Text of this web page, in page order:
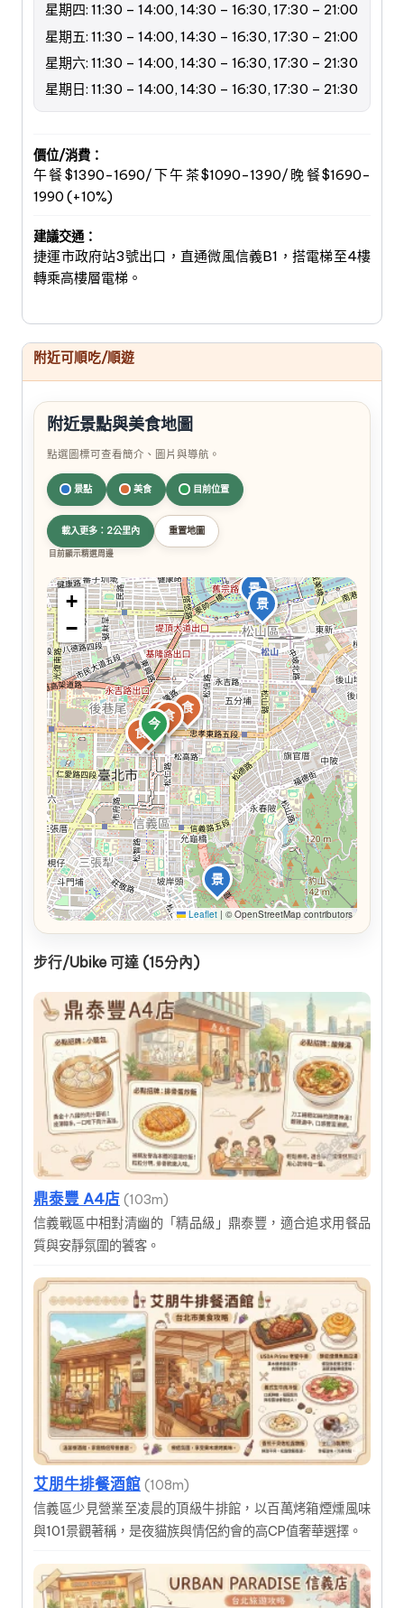
星期四: 11:30 – 14:00, 14:30 – 16:30, 17:30 – 21:00
星期五: 11:30 – 14:00, 14:30 – 16:30, 17:30 – 21:00
星期六: 11:30 – 14:00, 14:30 – 16:30, 17:30 – 21:30
星期日: 11:30 – 14:00, 14:30 – 16:30, 17:30 – 21:30
價位/消費：
午餐$1390-1690/下午茶$1090-1390/晚餐$1690-
1990 (+10%)
建議交通：
捷運市政府站3號出口，直通微風信義B1，搭電梯至4樓
轉乘高樓層電梯。
附近可順吃/順遊
附近景點與美食地圖
點選圖標可查看簡介、圖片與導航。
景點 美食 目前位置
載入更多：2公里內 重置地圖
目前顯示精選周邊
今
食
景
景
食
景
食
食
食
+
−
Leaflet | © OpenStreetMap contributors
步行/Ubike 可達 (15分內)
鼎泰豐 A4店 (103m)
信義戰區中相對清幽的「精品級」鼎泰豐，適合追求用餐品
質與安靜氛圍的饕客。
艾朋牛排餐酒館 (108m)
信義區少見營業至凌晨的頂級牛排館，以百萬烤箱煙燻風味
與101景觀著稱，是夜貓族與情侶約會的高CP值奢華選擇。